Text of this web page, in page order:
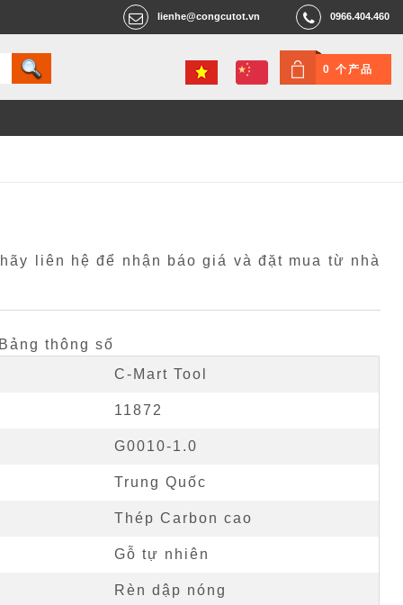
0966.404.460
lienhe@congcutot.vn
0 个产品
liên hệ để nhận báo giá và đặt mua từ nhà
thông số
C-Mart Tool
11872
G0010-1.0
Trung Quốc
Thép Carbon cao
Gỗ tự nhiên
Rèn dập nóng